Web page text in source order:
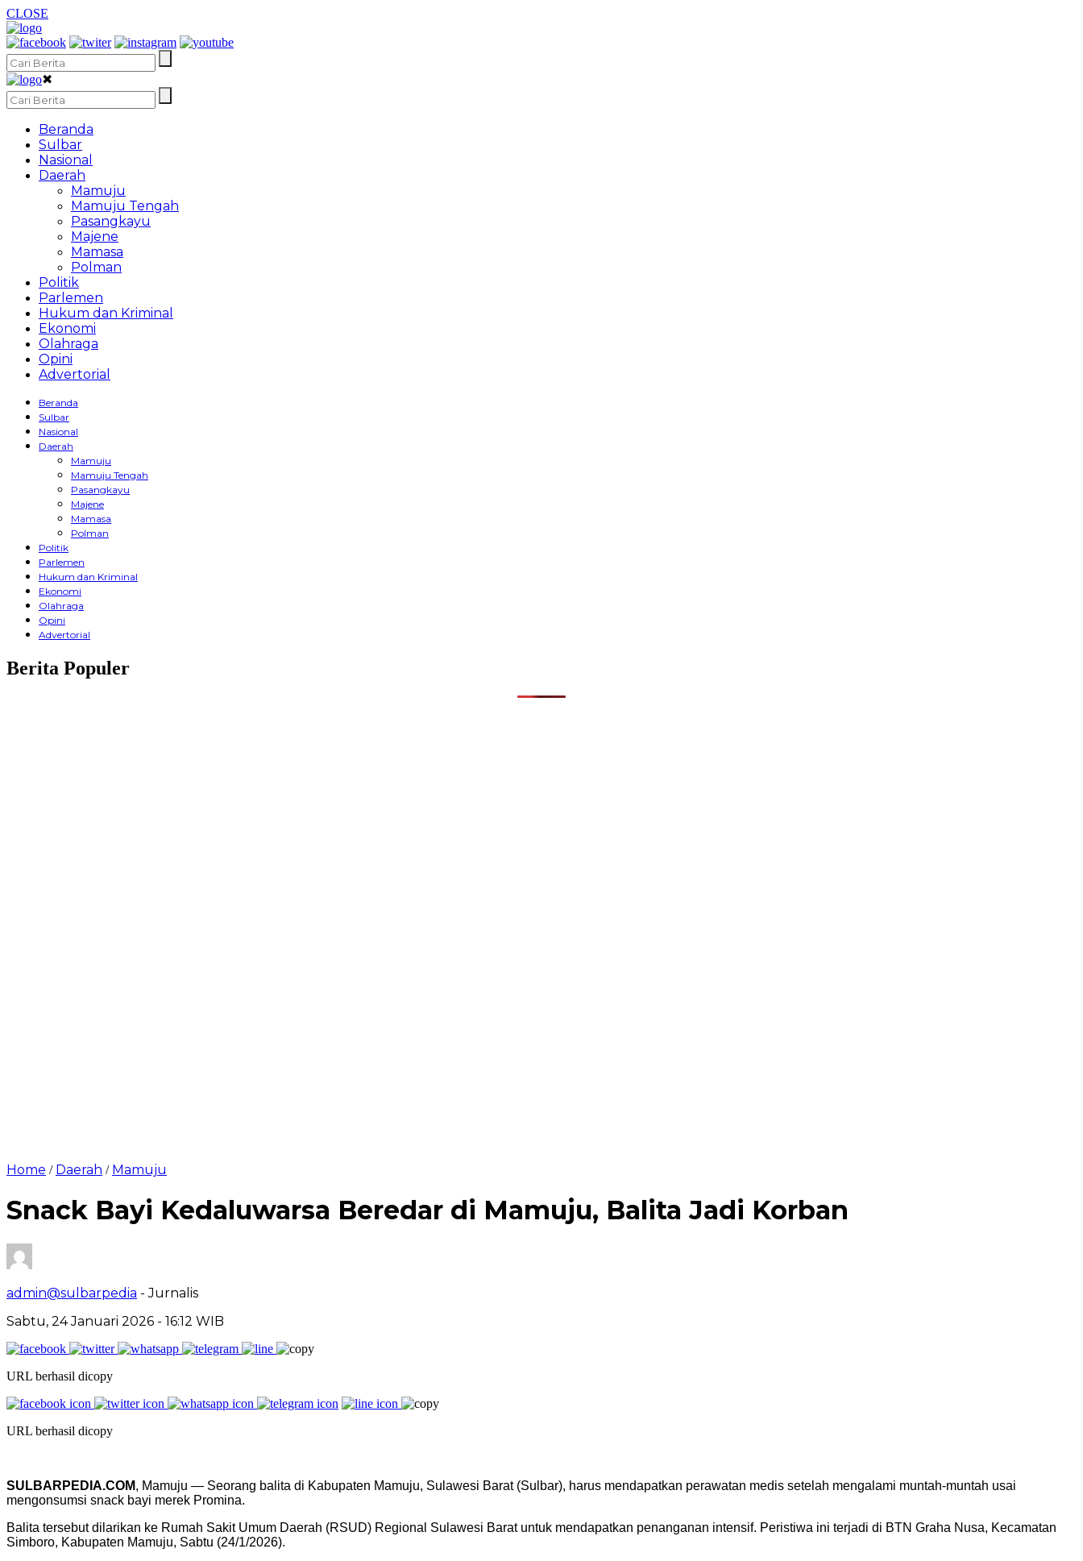
CLOSE
✖
Beranda
Sulbar
Nasional
Daerah
Mamuju
Mamuju Tengah
Pasangkayu
Majene
Mamasa
Polman
Politik
Parlemen
Hukum dan Kriminal
Ekonomi
Olahraga
Opini
Advertorial
Beranda
Sulbar
Nasional
Daerah
Mamuju
Mamuju Tengah
Pasangkayu
Majene
Mamasa
Polman
Politik
Parlemen
Hukum dan Kriminal
Ekonomi
Olahraga
Opini
Advertorial
Berita Populer
Home / Daerah / Mamuju
Snack Bayi Kedaluwarsa Beredar di Mamuju, Balita Jadi Korban
admin@sulbarpedia - Jurnalis
Sabtu, 24 Januari 2026 - 16:12 WIB
URL berhasil dicopy
URL berhasil dicopy
SULBARPEDIA.COM, Mamuju — Seorang balita di Kabupaten Mamuju, Sulawesi Barat (Sulbar), harus mendapatkan perawatan medis setelah mengalami muntah-muntah usai
mengonsumsi snack bayi merek Promina.
Balita tersebut dilarikan ke Rumah Sakit Umum Daerah (RSUD) Regional Sulawesi Barat untuk mendapatkan penanganan intensif. Peristiwa ini terjadi di BTN Graha Nusa, Kecamatan
Simboro, Kabupaten Mamuju, Sabtu (24/1/2026).